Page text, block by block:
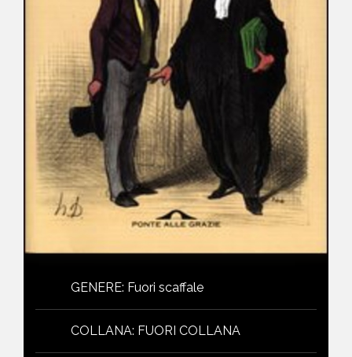
GENERE: Fuori scaffale
COLLANA: FUORI COLLANA